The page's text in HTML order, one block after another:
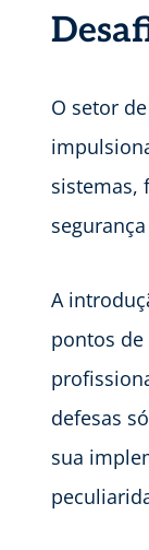
O setor
sistemas,
A
pontos
defesas
sua